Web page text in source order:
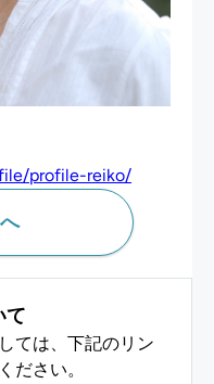
て
ては、下記のリン
ださい。